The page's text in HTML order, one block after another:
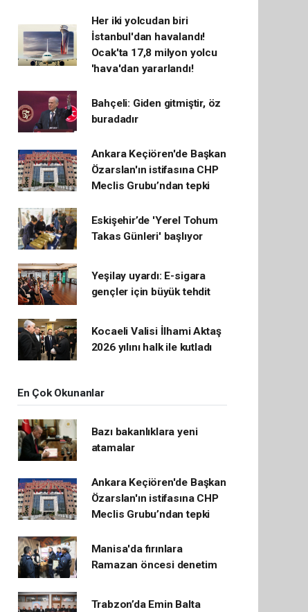
Her iki yolcudan biri
İstanbul'dan havalandı!
Ocak'ta 17,8 milyon yolcu
'hava'dan yararlandı!
Bahçeli: Giden gitmiştir, öz
buradadır
Ankara Keçiören'de Başkan
Özarslan'ın istifasına CHP
Meclis Grubu’ndan tepki
Eskişehir’de 'Yerel Tohum
Takas Günleri' başlıyor
Yeşilay uyardı: E-sigara
gençler için büyük tehdit
Kocaeli Valisi İlhami Aktaş
2026 yılını halk ile kutladı
En Çok Okunanlar
Bazı bakanlıklara yeni
atamalar
Ankara Keçiören'de Başkan
Özarslan'ın istifasına CHP
Meclis Grubu’ndan tepki
Manisa'da fırınlara
Ramazan öncesi denetim
Trabzon’da Emin Balta